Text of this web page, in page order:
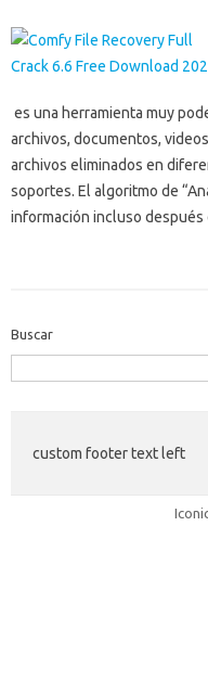
es una herramienta muy
archivos, documentos,
archivos eliminados en
soportes. El algoritmo de
información incluso
Buscar
custom footer text left